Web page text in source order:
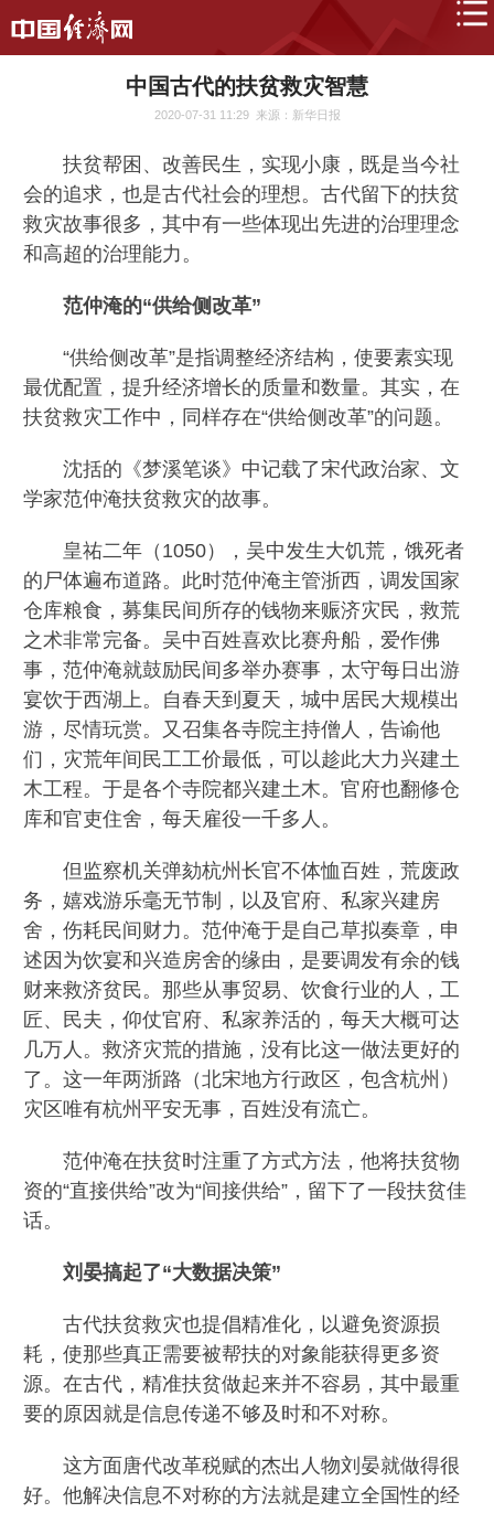
中国古代的扶贫救灾智慧
2020-07-31 11:29 来源：新华日报
扶贫帮困、改善民生，实现小康，既是当今社
会的追求，也是古代社会的理想。古代留下的扶贫
救灾故事很多，其中有一些体现出先进的治理理念
和高超的治理能力。
范仲淹的“供给侧改革”
“供给侧改革”是指调整经济结构，使要素实现
最优配置，提升经济增长的质量和数量。其实，在
扶贫救灾工作中，同样存在“供给侧改革”的问题。
沈括的《梦溪笔谈》中记载了宋代政治家、文
学家范仲淹扶贫救灾的故事。
皇祐二年（1050），吴中发生大饥荒，饿死者
的尸体遍布道路。此时范仲淹主管浙西，调发国家
仓库粮食，募集民间所存的钱物来赈济灾民，救荒
之术非常完备。吴中百姓喜欢比赛舟船，爱作佛
事，范仲淹就鼓励民间多举办赛事，太守每日出游
宴饮于西湖上。自春天到夏天，城中居民大规模出
游，尽情玩赏。又召集各寺院主持僧人，告谕他
们，灾荒年间民工工价最低，可以趁此大力兴建土
木工程。于是各个寺院都兴建土木。官府也翻修仓
库和官吏住舍，每天雇役一千多人。
但监察机关弹劾杭州长官不体恤百姓，荒废政
务，嬉戏游乐毫无节制，以及官府、私家兴建房
舍，伤耗民间财力。范仲淹于是自己草拟奏章，申
述因为饮宴和兴造房舍的缘由，是要调发有余的钱
财来救济贫民。那些从事贸易、饮食行业的人，工
匠、民夫，仰仗官府、私家养活的，每天大概可达
几万人。救济灾荒的措施，没有比这一做法更好的
了。这一年两浙路（北宋地方行政区，包含杭州）
灾区唯有杭州平安无事，百姓没有流亡。
范仲淹在扶贫时注重了方式方法，他将扶贫物
资的“直接供给”改为“间接供给”，留下了一段扶贫佳
话。
刘晏搞起了“大数据决策”
古代扶贫救灾也提倡精准化，以避免资源损
耗，使那些真正需要被帮扶的对象能获得更多资
源。在古代，精准扶贫做起来并不容易，其中最重
要的原因就是信息传递不够及时和不对称。
这方面唐代改革税赋的杰出人物刘晏就做得很
好。他解决信息不对称的方法就是建立全国性的经